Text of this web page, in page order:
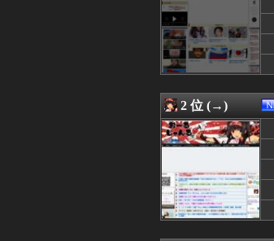
08/08 19:39
08/08 19:34
08/08 19:34
08/08 19:30
08/08 19:30
08/08 19:29
08/08 19:21
08/08 19:20
08/08 19:20
08/08 19:10
08/08 19:08
08/08 19:03
2 位 (→)